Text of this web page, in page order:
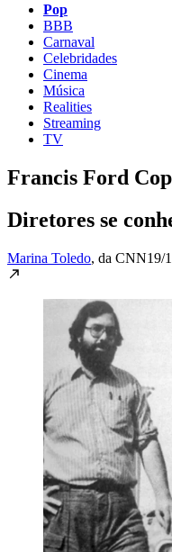
Pop
BBB
Carnaval
Celebridades
Cinema
Música
Realities
Streaming
TV
Francis Ford
Diretores se
Marina Toledo, da CNN19/